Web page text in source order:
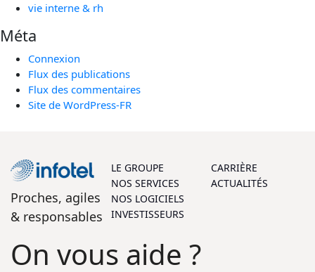
vie interne & rh
Méta
Connexion
Flux des publications
Flux des commentaires
Site de WordPress-FR
Proches, agiles
& responsables
LE GROUPE
NOS SERVICES
NOS LOGICIELS
INVESTISSEURS
CARRIÈRE
ACTUALITÉS
On vous aide ?